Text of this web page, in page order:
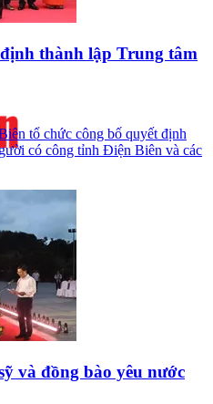
thành lập Trung tâm
tổ chức công bố quyết định
có công tỉnh Điện Biên và các
và đồng bào yêu nước